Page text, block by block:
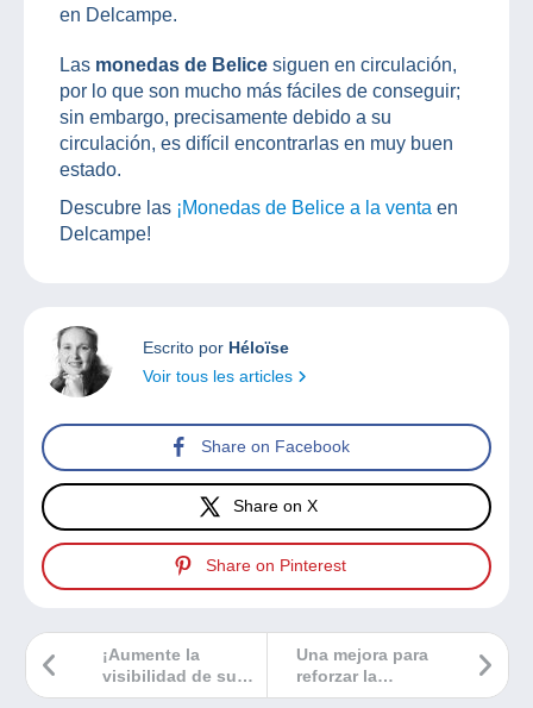
en Delcampe.
Las monedas de Belice siguen en circulación,
por lo que son mucho más fáciles de conseguir;
sin embargo, precisamente debido a su
circulación, es difícil encontrarlas en muy buen
estado.
Descubre las ¡Monedas de Belice a la venta en
Delcampe!
Escrito por Héloïse
Voir tous les articles
Share on Facebook
Share on X
Share on Pinterest
Una mejora para
reforzar la
seguridad de su
¡Aumente la
visibilidad de sus
artículos con